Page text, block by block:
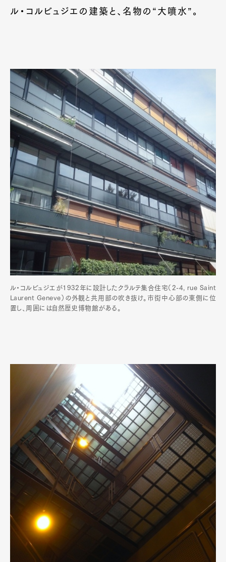
ル・コルビュジエの建築と、名物の“大噴水”。
ル・コルビュジエが1932年に設計したクラルテ集合住宅（2-4, rue Saint
Laurent Geneve）の外観と共用部の吹き抜け。市街中心部の東側に位
置し、周囲には自然歴史博物館がある。